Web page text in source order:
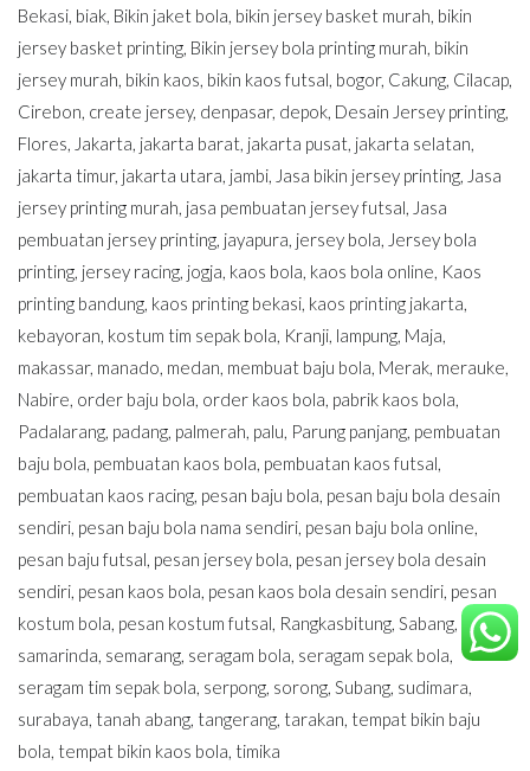
Bekasi, biak, Bikin jaket bola, bikin jersey basket murah, bikin
jersey basket printing, Bikin jersey bola printing murah, bikin
jersey murah, bikin kaos, bikin kaos futsal, bogor, Cakung, Cilacap,
Cirebon, create jersey, denpasar, depok, Desain Jersey printing,
Flores, Jakarta, jakarta barat, jakarta pusat, jakarta selatan,
jakarta timur, jakarta utara, jambi, Jasa bikin jersey printing, Jasa
jersey printing murah, jasa pembuatan jersey futsal, Jasa
pembuatan jersey printing, jayapura, jersey bola, Jersey bola
printing, jersey racing, jogja, kaos bola, kaos bola online, Kaos
printing bandung, kaos printing bekasi, kaos printing jakarta,
kebayoran, kostum tim sepak bola, Kranji, lampung, Maja,
makassar, manado, medan, membuat baju bola, Merak, merauke,
Nabire, order baju bola, order kaos bola, pabrik kaos bola,
Padalarang, padang, palmerah, palu, Parung panjang, pembuatan
baju bola, pembuatan kaos bola, pembuatan kaos futsal,
pembuatan kaos racing, pesan baju bola, pesan baju bola desain
sendiri, pesan baju bola nama sendiri, pesan baju bola online,
pesan baju futsal, pesan jersey bola, pesan jersey bola desain
sendiri, pesan kaos bola, pesan kaos bola desain sendiri, pesan
kostum bola, pesan kostum futsal, Rangkasbitung, Sabang,
samarinda, semarang, seragam bola, seragam sepak bola,
seragam tim sepak bola, serpong, sorong, Subang, sudimara,
surabaya, tanah abang, tangerang, tarakan, tempat bikin baju
bola, tempat bikin kaos bola, timika